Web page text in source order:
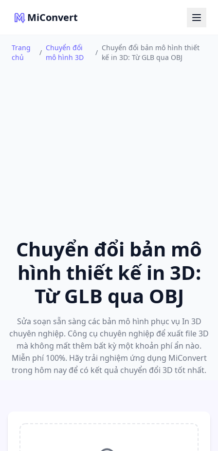
MiConvert
Trang
chủ
/
Chuyển đổi
mô hình 3D
/
Chuyển đổi bản mô hình thiết
kế in 3D: Từ GLB qua OBJ
Chuyển đổi bản mô
hình thiết kế in 3D:
Từ GLB qua OBJ
Sửa soạn sẵn sàng các bản mô hình phục vụ In 3D
chuyên nghiệp. Công cụ chuyên nghiệp để xuất file 3D
mà không mất thêm bất kỳ một khoản phí ẩn nào.
Miễn phí 100%. Hãy trải nghiệm ứng dụng MiConvert
trong hôm nay để có kết quả chuyển đổi 3D tốt nhất.